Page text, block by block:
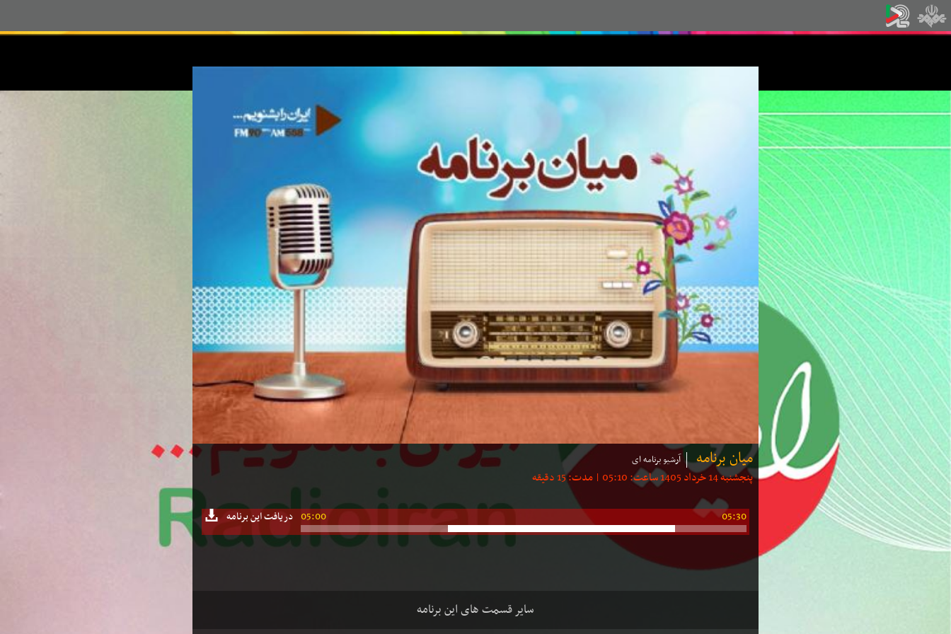
میان برنامه آرشیو برنامه ای
پنجشنبه 14 خرداد 1405 ساعت: 05:10 | مدت: 15 دقیقه
دریافت این برنامه 05:00 05:30
سایر قسمت های این برنامه